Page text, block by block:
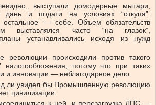
выступали домодерные мытари,
дань и подати на условиях “откупа”:
— себе. Объем обязательств
выставлялся часто “на глазок”,
устанавливались исходя из нужд
революции происходили против такого
налогообложения, потому что при таких
и инновации — неблагодарное дело.
ли увидел бы Промышленную революцию
цивилизации.